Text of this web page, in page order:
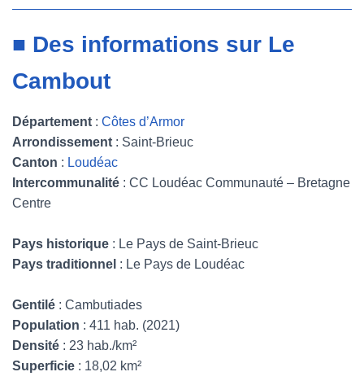
■ Des informations sur Le
Cambout
Département : Côtes d’Armor
Arrondissement : Saint-Brieuc
Canton : Loudéac
Intercommunalité : CC Loudéac Communauté – Bretagne
Centre
Pays historique : Le Pays de Saint-Brieuc
Pays traditionnel : Le Pays de Loudéac
Gentilé : Cambutiades
Population : 411 hab. (2021)
Densité : 23 hab./km²
Superficie : 18,02 km²